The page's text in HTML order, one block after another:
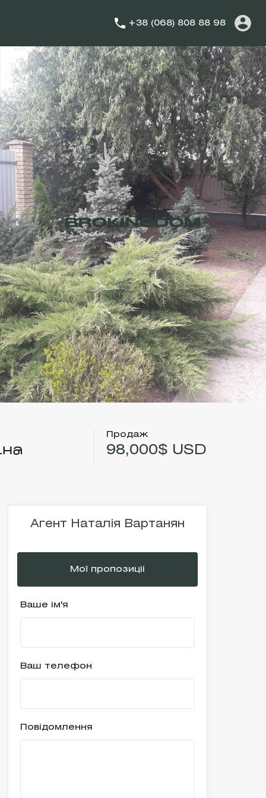
+38 (068) 808 88 98
Продаж
98,000$ USD
Агент Наталія Вартанян
Мої пропозиціі
Ваше ім'я
Ваш телефон
Повідомлення